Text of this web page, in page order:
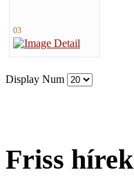
03
Display Num
Friss hírek